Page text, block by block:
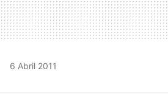
6 Abril 2011